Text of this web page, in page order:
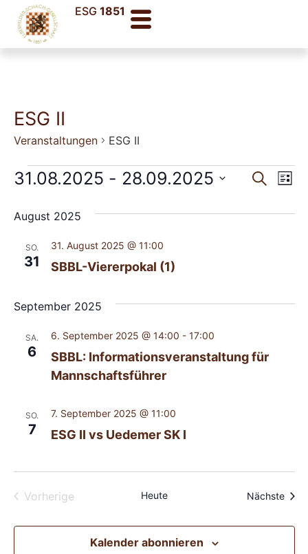
ESG1851
ESG II
Veranstaltungen ESG II
SucheListe
31.08.2025 - 28.09.2025
August 2025
SO.
31 SBBL-Viererpokal (1)
31. August 2025 @ 11:00
September 2025
SA.
6
SBBL: Informationsveranstaltung für
Mannschaftsführer
6. September 2025 @ 14:00 - 17:00
SO.
7 ESG II vs Uedemer SK I
7. September 2025 @ 11:00
VorherigeVeranstaltungen
Heute Nächste
Kalender abonnieren